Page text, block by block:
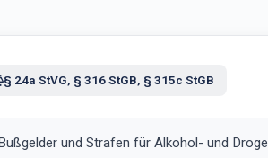
§ 24a StVG, § 316 StGB, § 315c StGB
und Strafen für Alkohol- und